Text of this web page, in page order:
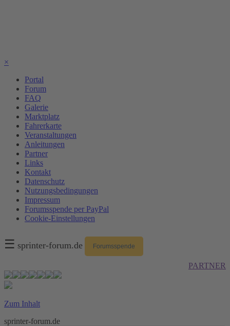
×
Portal
Forum
FAQ
Galerie
Marktplatz
Fahrerkarte
Veranstaltungen
Anleitungen
Partner
Links
Kontakt
Datenschutz
Nutzungsbedingungen
Impressum
Forumsspende per PayPal
Cookie-Einstellungen
☰ sprinter-forum.de Forumsspende
PARTNER
Zum Inhalt
sprinter-forum.de